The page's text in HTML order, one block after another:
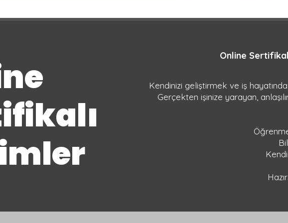
Online
Kendinizi geliştirmek ve iş
Gerçekten işinize yarayan,